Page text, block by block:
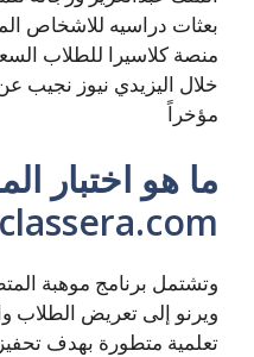
بعثات دراسيه للاشخاص
منصة كلاسيرا للطلاب
خلال اليزيدي نيوز نجيب
مؤخراً
ما هو اختبار
وتشتمل برنامج موهبة
ويرنو إلى تعريض الطلاب
تعلمية متطورة بهدف